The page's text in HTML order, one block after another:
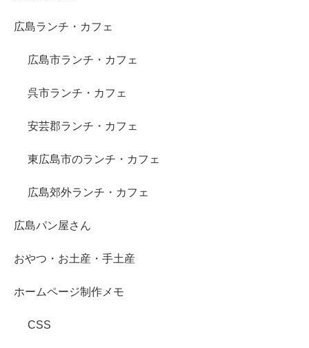
広島ランチ・カフェ
広島市ランチ・カフェ
呉市ランチ・カフェ
安芸郡ランチ・カフェ
東広島市のランチ・カフェ
広島郊外ランチ・カフェ
広島パン屋さん
おやつ・お土産・手土産
ホームページ制作メモ
CSS